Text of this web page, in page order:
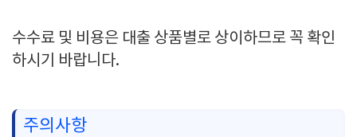
수수료 및 비용은 대출 상품별로 상이하므로 꼭 확인
하시기 바랍니다.
주의사항